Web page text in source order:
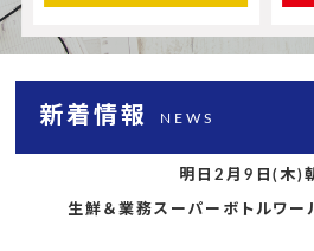
新着情報 NEWS
明日2月9日(木)
生鮮＆業務スーパーボトルワ